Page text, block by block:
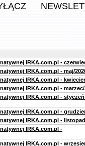
IRKA.com.pl -
IRKA.com.pl - maj/
IRKA.com.pl -
IRKA.com.pl - marzec/
IRKA.com.pl -
IRKA.com.pl -
IRKA.com.pl -
IRKA.com.pl -
IRKA.com.pl -